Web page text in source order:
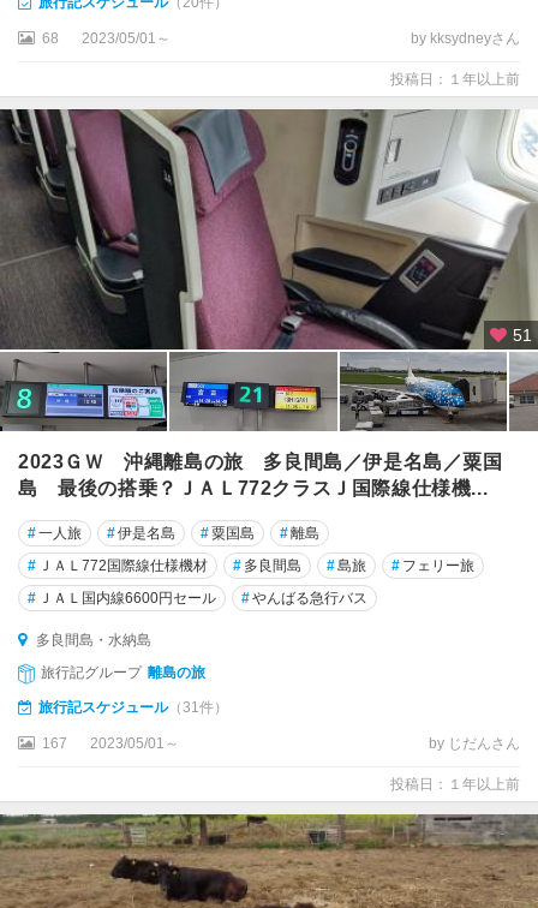
68 2023/05/01～ by kksydneyさん
投稿日：１年以上前
51
2023ＧＷ 沖縄離島の旅 多良間島／伊是名島／粟国
島 最後の搭乗？ＪＡＬ772クラスＪ国際線仕様機...
#一人旅 #伊是名島 #粟国島 #離島
# ＪＡＬ772国際線仕様機材 # 多良間島 #島旅 # フェリー旅
# ＪＡＬ国内線6600円セール #やんばる急行バス
多良間島・水納島
旅行記グループ 離島の旅
旅行記スケジュール（31件）
167 2023/05/01～ by じだんさん
投稿日：１年以上前